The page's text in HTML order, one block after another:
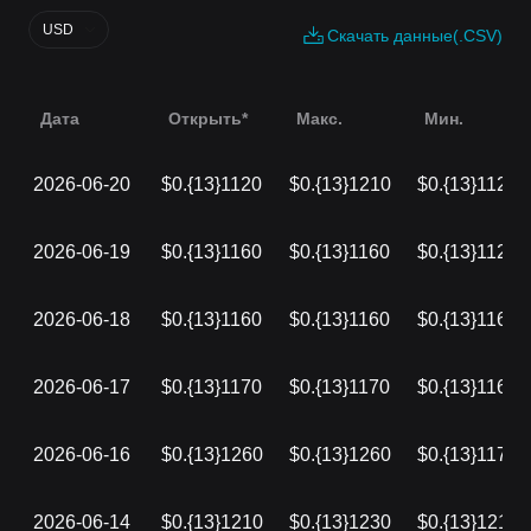
Скачать данные(.CSV)
USD
Дата Открыть* Макс. Мин.
2026-06-20 $0.{13}1120 $0.{13}1210 $0.{13}1120
2026-06-19 $0.{13}1160 $0.{13}1160 $0.{13}1120
2026-06-18 $0.{13}1160 $0.{13}1160 $0.{13}1160
2026-06-17 $0.{13}1170 $0.{13}1170 $0.{13}1160
2026-06-16 $0.{13}1260 $0.{13}1260 $0.{13}1170
2026-06-14 $0.{13}1210 $0.{13}1230 $0.{13}1210